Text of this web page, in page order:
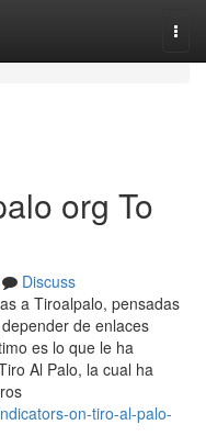
org To
Discuss
a Tiroalpalo, pensadas
de enlaces
es lo que le ha
Al Palo, la cual ha
on-tiro-al-palo-